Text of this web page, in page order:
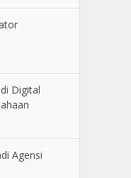
Digital
Agensi